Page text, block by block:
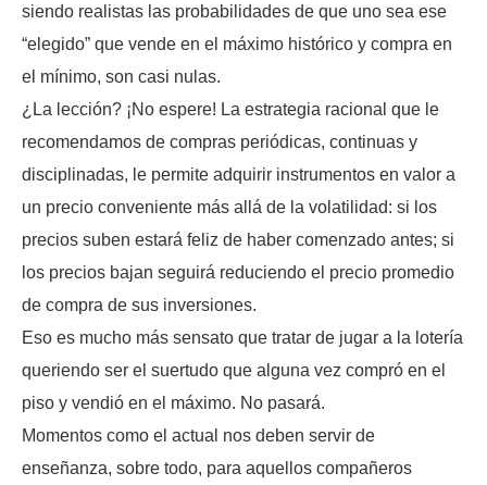
siendo realistas las probabilidades de que uno sea ese
“elegido” que vende en el máximo histórico y compra en
el mínimo, son casi nulas.
¿La lección? ¡No espere! La estrategia racional que le
recomendamos de compras periódicas, continuas y
disciplinadas, le permite adquirir instrumentos en valor a
un precio conveniente más allá de la volatilidad: si los
precios suben estará feliz de haber comenzado antes; si
los precios bajan seguirá reduciendo el precio promedio
de compra de sus inversiones.
Eso es mucho más sensato que tratar de jugar a la lotería
queriendo ser el suertudo que alguna vez compró en el
piso y vendió en el máximo. No pasará.
Momentos como el actual nos deben servir de
enseñanza, sobre todo, para aquellos compañeros